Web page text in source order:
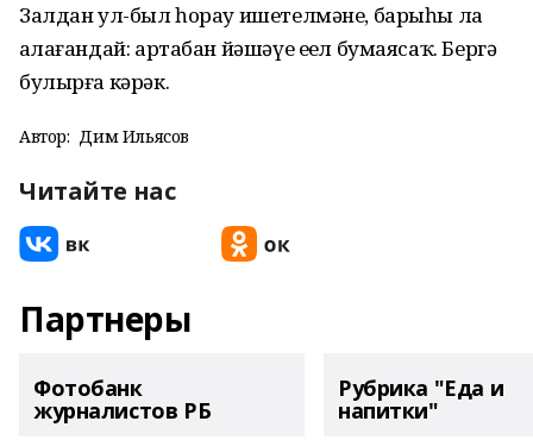
Залдан ул-был һорау ишетелмәне, барыһы ла
аңлағандай: артабан йәшәүе еңел бумаясаҡ. Бергә
булырға кәрәк.
Автор: Дим Ильясов
Читайте нас
Партнеры
Фотобанк
журналистов РБ
Рубрика "Еда и
напитки"